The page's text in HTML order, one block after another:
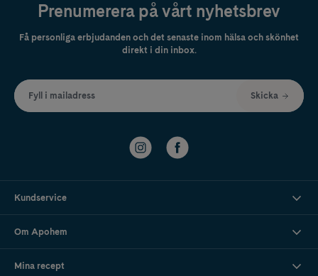
Prenumerera på vårt nyhetsbrev
Få personliga erbjudanden och det senaste inom hälsa och skönhet
direkt i din inbox.
Fyll i mailadress Skicka
Kundservice
Om Apohem
Mina recept